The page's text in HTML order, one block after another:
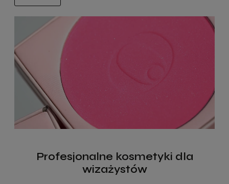
Profesjonalne kosmetyki dla
wizażystów